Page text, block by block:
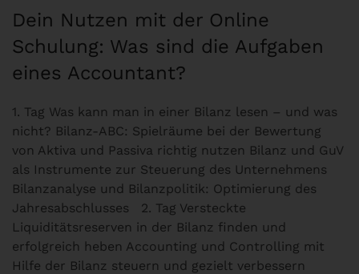
Dein Nutzen mit der Online
Schulung: Was sind die Aufgaben
eines Accountant?
1. Tag Was kann man in einer Bilanz lesen – und was
nicht? Bilanz-ABC: Spielräume bei der Bewertung
von Aktiva und Passiva richtig nutzen Bilanz und GuV
als Instrumente zur Steuerung des Unternehmens
Bilanzanalyse und Bilanzpolitik: Optimierung des
Jahresabschlusses 2. Tag Versteckte
Liquiditätsreserven in der Bilanz finden und
erfolgreich heben Accounting und Controlling mit
Hilfe der Bilanz steuern und gezielt verbessern